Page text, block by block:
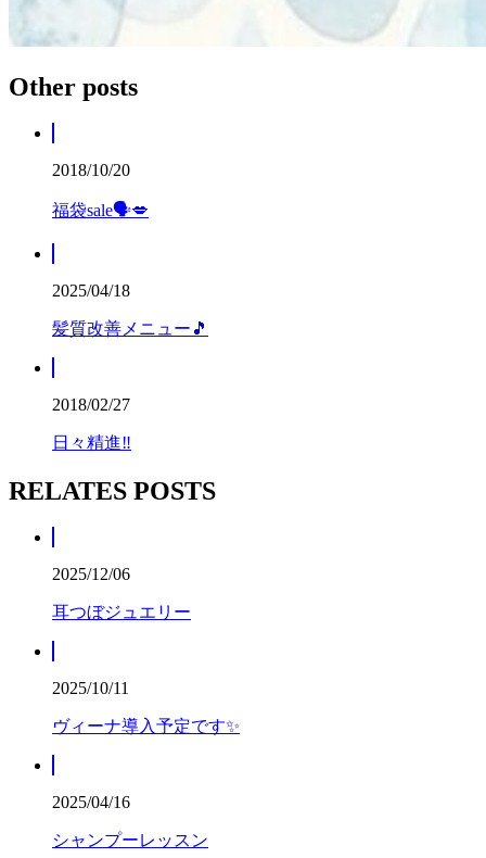
Other posts
2018/10/20
福袋sale🗣💋
2025/04/18
髪質改善メニュー🎵
2018/02/27
日々精進‼︎
RELATES POSTS
2025/12/06
耳つぼジュエリー
2025/10/11
ヴィーナ導入予定です✨
2025/04/16
シャンプーレッスン